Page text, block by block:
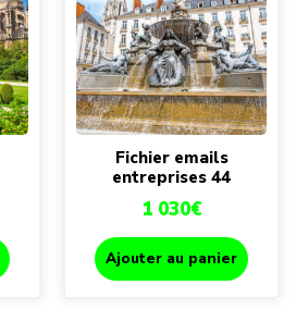
Fichier emails
entreprises 44
1 030€
Ajouter au panier